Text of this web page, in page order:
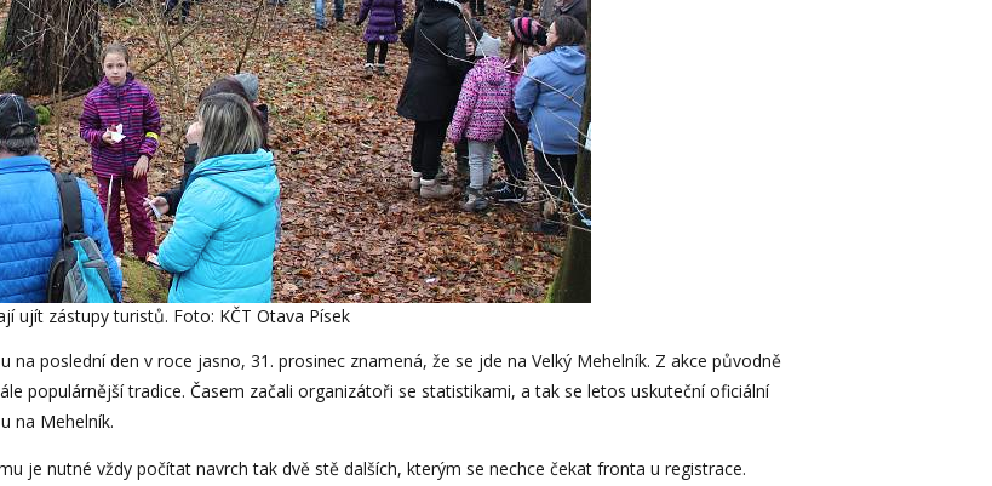
ujít zástupy turistů. Foto: KČT Otava Písek
poslední den v roce jasno, 31. prosinec znamená, že se jde na Velký Mehelník. Z akce původně
populárnější tradice. Časem začali organizátoři se statistikami, a tak se letos uskuteční oficiální
na Mehelník.
je nutné vždy počítat navrch tak dvě stě dalších, kterým se nechce čekat fronta u registrace.